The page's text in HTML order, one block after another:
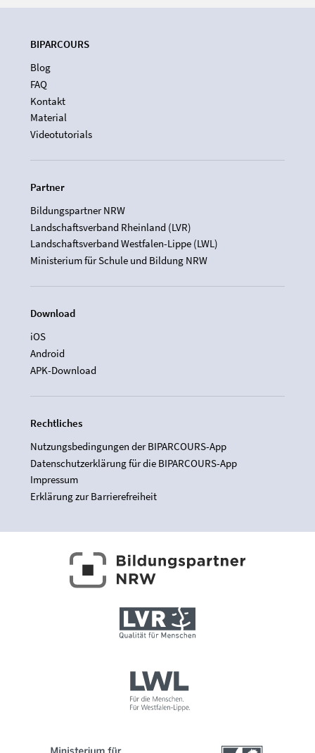
BIPARCOURS
Blog
FAQ
Kontakt
Material
Videotutorials
Partner
Bildungspartner NRW
Landschaftsverband Rheinland (LVR)
Landschaftsverband Westfalen-Lippe (LWL)
Ministerium für Schule und Bildung NRW
Download
iOS
Android
APK-Download
Rechtliches
Nutzungsbedingungen der BIPARCOURS-App
Datenschutzerklärung für die BIPARCOURS-App
Impressum
Erklärung zur Barrierefreiheit